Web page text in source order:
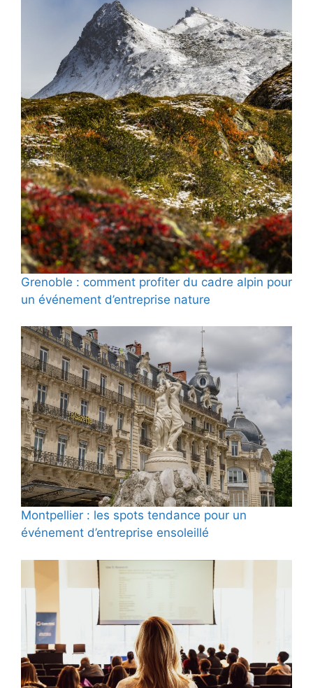
Grenoble : comment profiter du cadre alpin pour
un événement d’entreprise nature
Montpellier : les spots tendance pour un
événement d’entreprise ensoleillé